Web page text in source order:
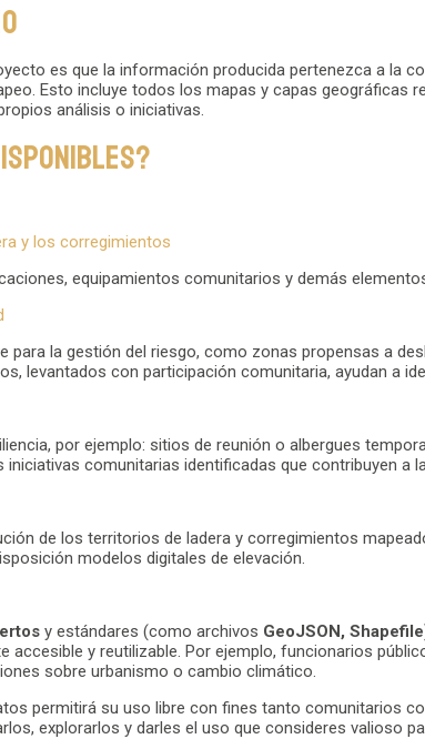
es que la información producida pertenezca a la
Esto incluye todos los mapas y capas
análisis o iniciativas.
y los corregimientos
equipamientos comunitarios y demás
para la gestión del riesgo, como zonas propensas a
levantados con participación comunitaria, ayudan a
por ejemplo: sitios de reunión o albergues
comunitarias identificadas que contribuyen
de los territorios de ladera y corregimientos
modelos digitales de elevación.
y estándares (como archivos GeoJSON, Shapefile
y reutilizable. Por ejemplo, funcionarios
sobre urbanismo o cambio climático.
permitirá su uso libre con fines tanto comunitarios
explorarlos y darles el uso que consideres valioso